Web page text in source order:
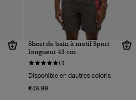
Short de bain à motif Sport
longueur 43 cm
(1)
Disponible en dautres coloris
€49.99